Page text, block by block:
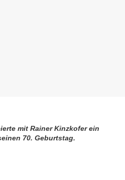
mit Rainer Kinzkofer ein
70. Geburtstag.